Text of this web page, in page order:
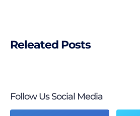
Releated Posts
Follow Us Social Media